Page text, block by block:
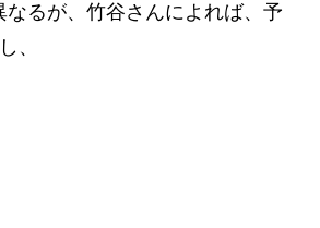
るが、竹谷さんによれば、予
、